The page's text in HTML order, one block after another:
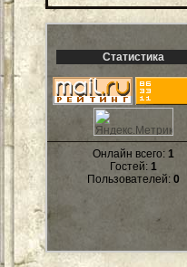
Статистика
Онлайн всего: 1
Гостей: 1
Пользователей: 0